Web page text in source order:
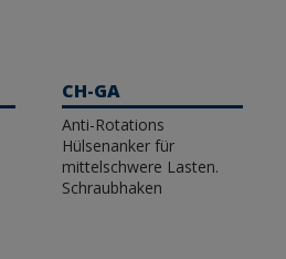
CH-GA
Anti-Rotations
Hülsenanker für
mittelschwere Lasten.
Schraubhaken